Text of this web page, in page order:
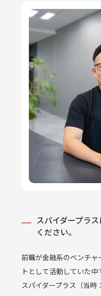
スパイダープラ
ください。
前職が金融系のベンチャ
トとして活動していた
スパイダープラス（当時